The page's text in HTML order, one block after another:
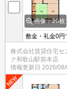
画像：20枚
敷金・礼金0円
せ・ご相談は
株式会社賃貸住宅セ
ク和歌山駅前本店
情報更新日 2026/08/